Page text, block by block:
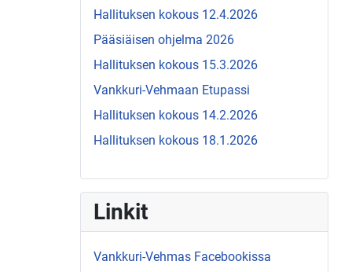
Hallituksen kokous 12.4.2026
Pääsiäisen ohjelma 2026
Hallituksen kokous 15.3.2026
Vankkuri-Vehmaan Etupassi
Hallituksen kokous 14.2.2026
Hallituksen kokous 18.1.2026
Linkit
Vankkuri-Vehmas Facebookissa